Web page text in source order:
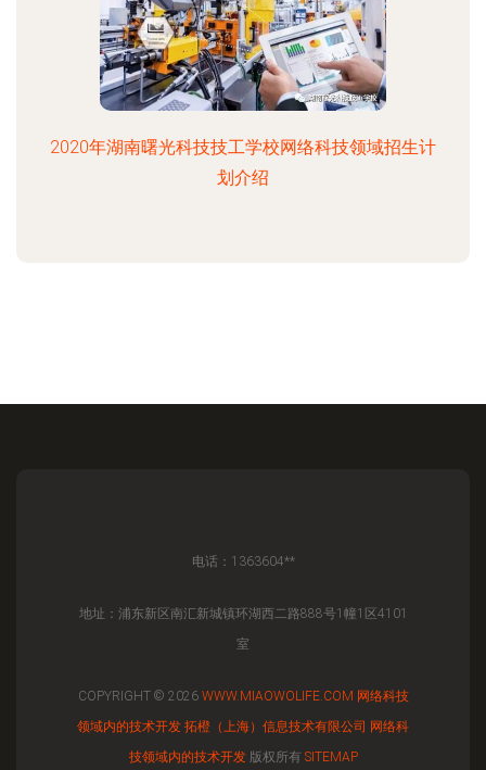
2020年湖南曙光科技技工学校网络科技领域招生计
划介绍
电话：1363604**
地址：浦东新区南汇新城镇环湖西二路888号1幢1区4101
室
COPYRIGHT © 2026 WWW.MIAOWOLIFE.COM 网络科技
领域内的技术开发 拓橙（上海）信息技术有限公司 网络科
技领域内的技术开发版权所有 SITEMAP